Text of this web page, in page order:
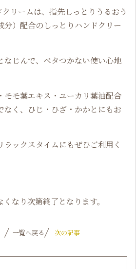
リームは、指先しっとりうるおう
分）配合のしっとりハンドクリー
なじんで、ベタつかない使い心地
モモ葉エキス・ユーカリ葉油配合
なく、ひじ・ひざ・かかとにもお
ラックスタイムにもぜひご利用く
なり次第終了となります。
一覧へ戻る 次の記事